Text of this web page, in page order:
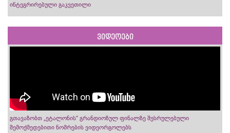
ინტეგრირებული გაკვეთილი
ვიდეოები
გთავაზობთ „ეტალონის“ გრანდიოზულ ფინალზე შესრულებული
შემოქმედებითი ნომრების ვიდეორგოლებს